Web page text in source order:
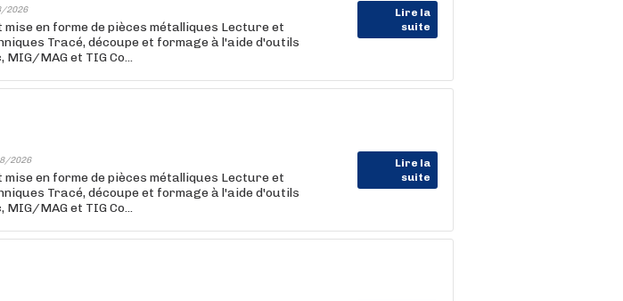
2026
Lire la
suite
en forme de pièces métalliques Lecture et
Tracé, découpe et formage à l'aide d'outils
MAG et TIG Co...
2026
Lire la
suite
en forme de pièces métalliques Lecture et
Tracé, découpe et formage à l'aide d'outils
MAG et TIG Co...